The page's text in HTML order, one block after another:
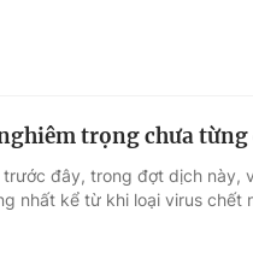
trọng chưa
đây, trong đợt dịch này,
nhất kể từ khi loại virus